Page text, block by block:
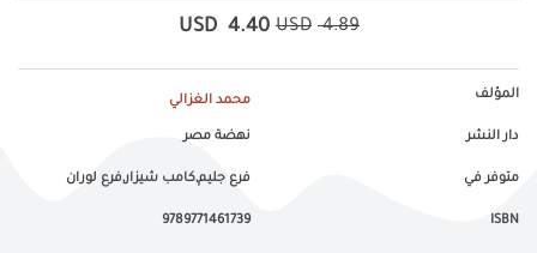
4.89
USD
4.40
USD
المؤلف محمد الغزالي
دار النشر نهضة مصر
متوفر في فرع جليم,كامب شيزار,فرع لوران
ISBN
9789771461739